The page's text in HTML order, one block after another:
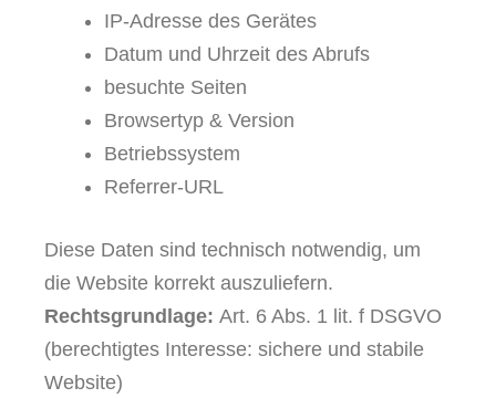
IP-Adresse des Gerätes
Datum und Uhrzeit des Abrufs
besuchte Seiten
Browsertyp & Version
Betriebssystem
Referrer-URL
Diese Daten sind technisch notwendig, um
die Website korrekt auszuliefern.
Rechtsgrundlage: Art. 6 Abs. 1 lit. f DSGVO
(berechtigtes Interesse: sichere und stabile
Website)